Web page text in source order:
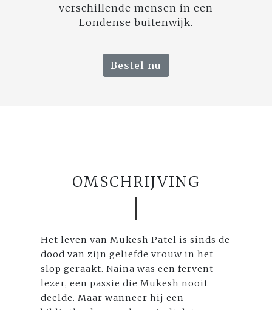
verschillende mensen in een
Londense buitenwijk.
Bestel nu
OMSCHRIJVING
Het leven van Mukesh Patel is sinds de
dood van zijn geliefde vrouw in het
slop geraakt. Naina was een fervent
lezer, een passie die Mukesh nooit
deelde. Maar wanneer hij een